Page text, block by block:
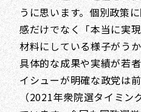
うに思います。個別政策
感だけでなく「本当に実
材料にしている様子がう
具体的な成果や実績が若
イシューが明確な政党は
（2021年衆院選タイミン